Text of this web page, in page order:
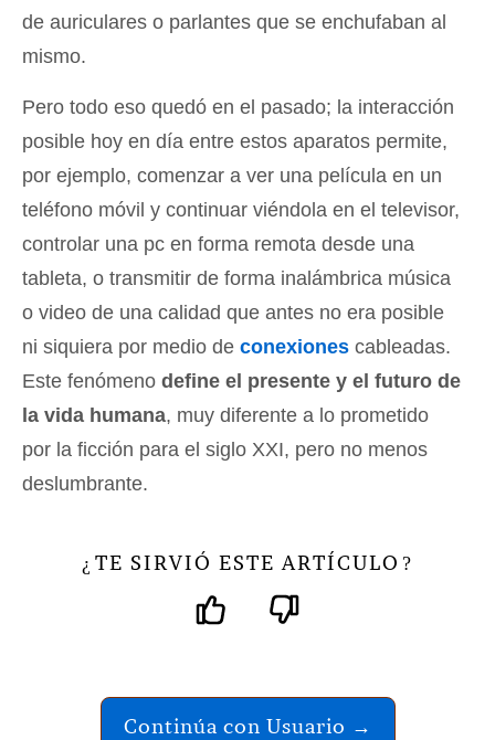
de auriculares o parlantes que se enchufaban al
mismo.
Pero todo eso quedó en el pasado; la interacción
posible hoy en día entre estos aparatos permite,
por ejemplo, comenzar a ver una película en un
teléfono móvil y continuar viéndola en el televisor,
controlar una pc en forma remota desde una
tableta, o transmitir de forma inalámbrica música
o video de una calidad que antes no era posible
ni siquiera por medio de conexiones cableadas.
Este fenómeno define el presente y el futuro de
la vida humana, muy diferente a lo prometido
por la ficción para el siglo XXI, pero no menos
deslumbrante.
¿ TE SIRVIÓ ESTE ARTÍCULO ?
Continúa con Usuario →